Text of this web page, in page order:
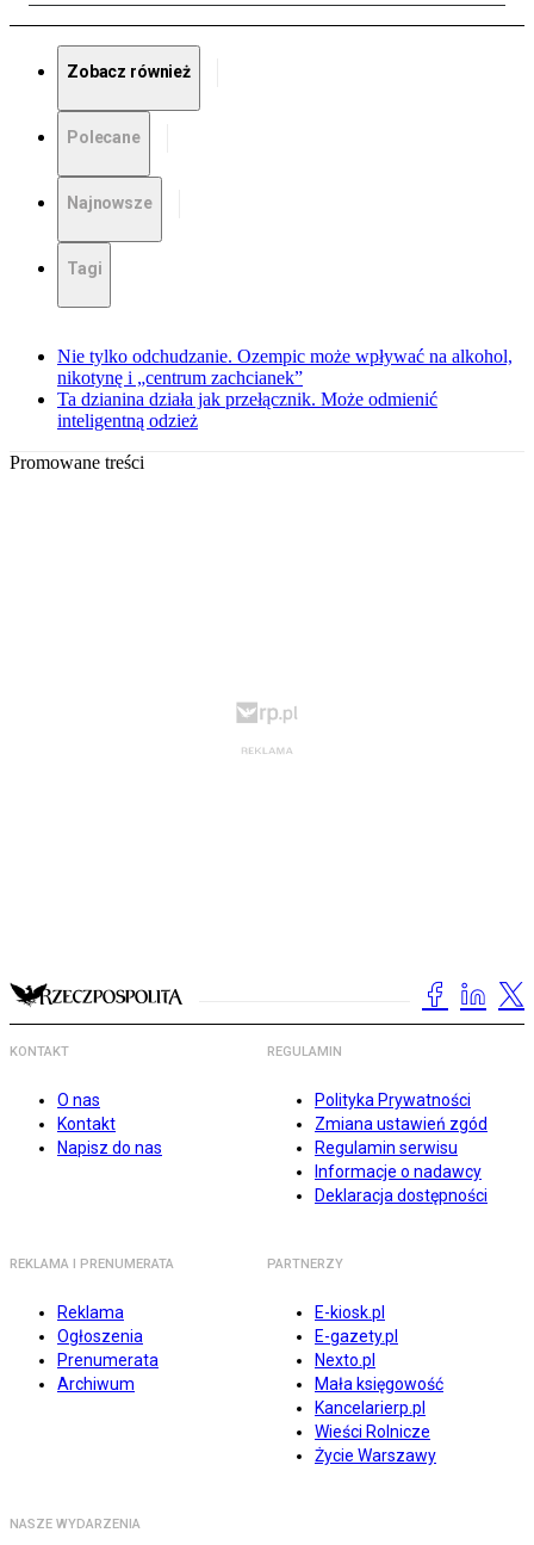
Zobacz również
Polecane
Najnowsze
Tagi
Nie tylko odchudzanie. Ozempic może wpływać na alkohol,
nikotynę i „centrum zachcianek”
Ta dzianina działa jak przełącznik. Może odmienić
inteligentną odzież
Promowane treści
KONTAKT
O nas
Kontakt
Napisz do nas
REGULAMIN
Polityka Prywatności
Zmiana ustawień zgód
Regulamin serwisu
Informacje o nadawcy
Deklaracja dostępności
REKLAMA I PRENUMERATA
Reklama
Ogłoszenia
Prenumerata
Archiwum
PARTNERZY
E-kiosk.pl
E-gazety.pl
Nexto.pl
Mała księgowość
Kancelarierp.pl
Wieści Rolnicze
Życie Warszawy
NASZE WYDARZENIA